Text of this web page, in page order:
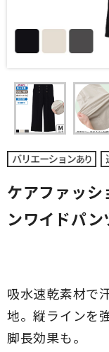
ケアファッシ
ンワイドパ
吸水速乾素材で
地。縦ラインを
脚長効果も。